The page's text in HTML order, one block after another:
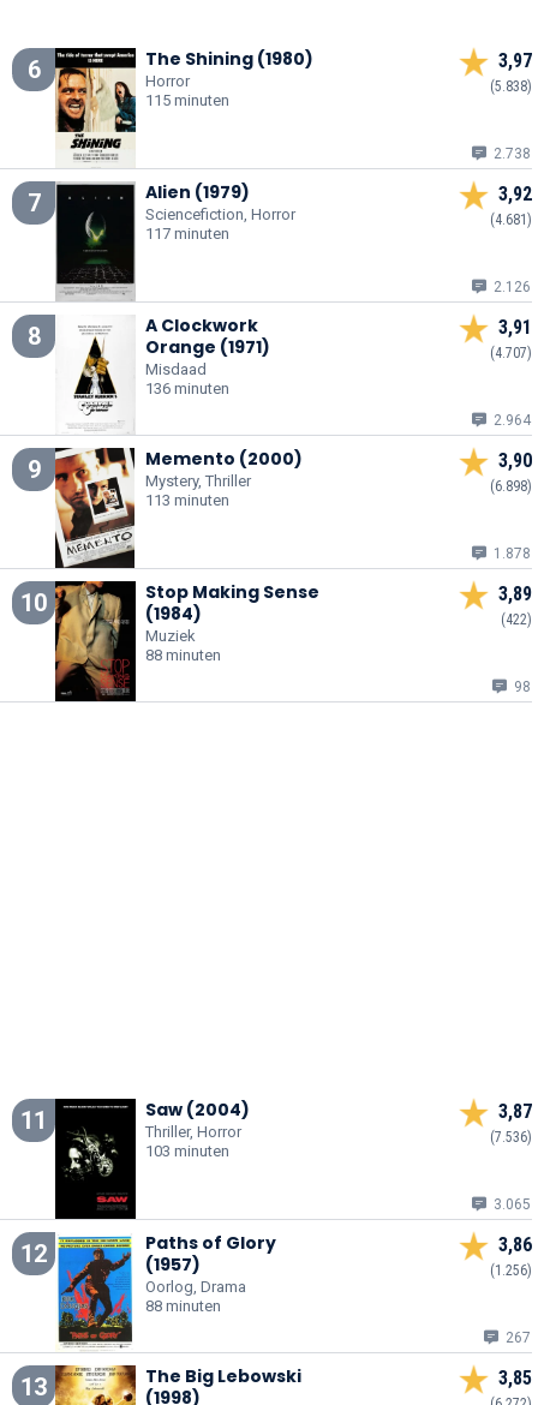
6 The Shining (1980)
Horror
115 minuten
3,97
(5.838)
2.738
7 Alien (1979)
Sciencefiction, Horror
117 minuten
3,92
(4.681)
2.126
8
A Clockwork
Orange (1971)
Misdaad
136 minuten
3,91
(4.707)
2.964
9 Memento (2000)
Mystery, Thriller
113 minuten
3,90
(6.898)
1.878
10
Stop Making Sense
(1984)
Muziek
88 minuten
3,89
(422)
98
11 Saw (2004)
Thriller, Horror
103 minuten
3,87
(7.536)
3.065
12
Paths of Glory
(1957)
Oorlog, Drama
88 minuten
3,86
(1.256)
267
13
The Big Lebowski
(1998)
3,85